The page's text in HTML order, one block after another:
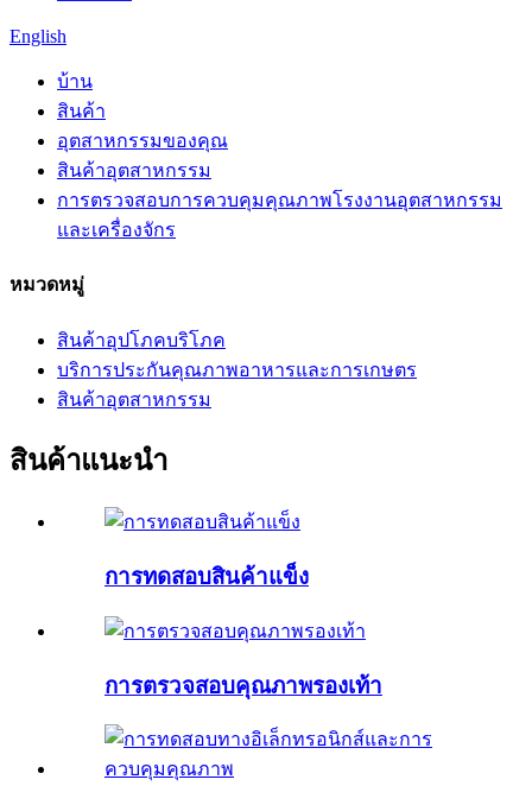
English
บ้าน
สินค้า
อุตสาหกรรมของคุณ
สินค้าอุตสาหกรรม
การตรวจสอบการควบคุมคุณภาพโรงงานอุตสาหกรรม
และเครื่องจักร
หมวดหมู่
สินค้าอุปโภคบริโภค
บริการประกันคุณภาพอาหารและการเกษตร
สินค้าอุตสาหกรรม
สินค้าแนะนำ
การทดสอบสินค้าแข็ง
การตรวจสอบคุณภาพรองเท้า